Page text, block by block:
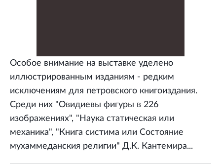
Особое внимание на выставке уделено
иллюстрированным изданиям - редким
исключениям для петровского книгоиздания.
Среди них "Овидиевы фигуры в 226
изображениях", "Наука статическая или
механика", "Книга систима или Состояние
мухаммеданския религии" Д.К. Кантемира...